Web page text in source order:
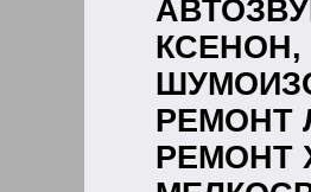
КСЕНОН,
РЕМОНТ
РЕМОНТ